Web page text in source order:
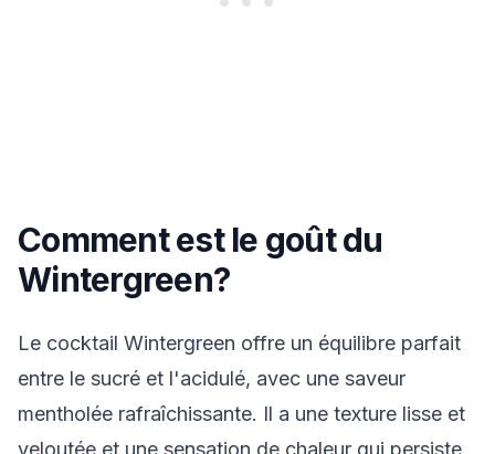
Comment est le goût du
Wintergreen?
Le cocktail Wintergreen offre un équilibre parfait
entre le sucré et l'acidulé, avec une saveur
mentholée rafraîchissante. Il a une texture lisse et
veloutée et une sensation de chaleur qui persiste